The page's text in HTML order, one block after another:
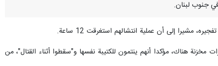
هناك، مؤكدا أنهم ينتمون للكتيبة نفسها و"سقطوا أثناء القتال"، من